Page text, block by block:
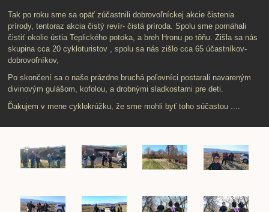
Tak po roku sme sa opäť zúčastnili dobrovoľníckej akcie čistenia
prírody, tentoraz akcia čistý revír- čistá príroda. Spolu sme pomáhali
čistiť okolie ústia Teplického potoka, a breh Hronu po tôňu. Zišla sa nás
skupina cca 20 cykloturistov , spolu sa nás zišlo cca 65 účastníkov-
dobrovoľníkov,
Po skončení sa o naše prázdne bruchá poľovníci postarali navareným
divinovým gulášom, kofolou, a drobnými sladkostami pre deti.
Ďakujem v mene cyklokrúžku, že sme mohli byť toho súčastou ....